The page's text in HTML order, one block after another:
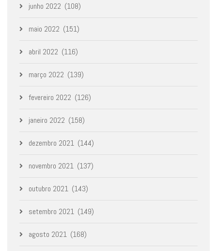
junho 2022 (108)
maio 2022 (151)
abril 2022 (116)
março 2022 (139)
fevereiro 2022 (126)
janeiro 2022 (158)
dezembro 2021 (144)
novembro 2021 (137)
outubro 2021 (143)
setembro 2021 (149)
agosto 2021 (168)